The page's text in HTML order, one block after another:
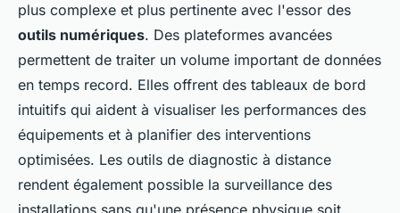
plus complexe et plus pertinente avec l'essor des
outils numériques. Des plateformes avancées
permettent de traiter un volume important de données
en temps record. Elles offrent des tableaux de bord
intuitifs qui aident à visualiser les performances des
équipements et à planifier des interventions
optimisées. Les outils de diagnostic à distance
rendent également possible la surveillance des